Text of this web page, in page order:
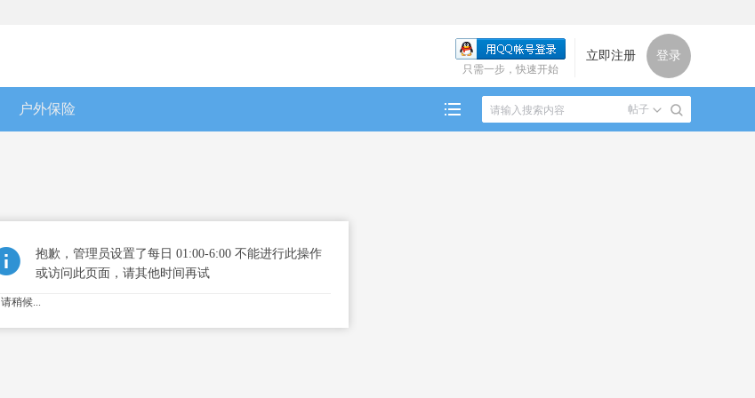
立即注册 登录
只需一步，快速开始
帖子
户外保险
抱歉，管理员设置了每日 01:00-6:00 不能进行此操作
或访问此页面，请其他时间再试
请稍候...